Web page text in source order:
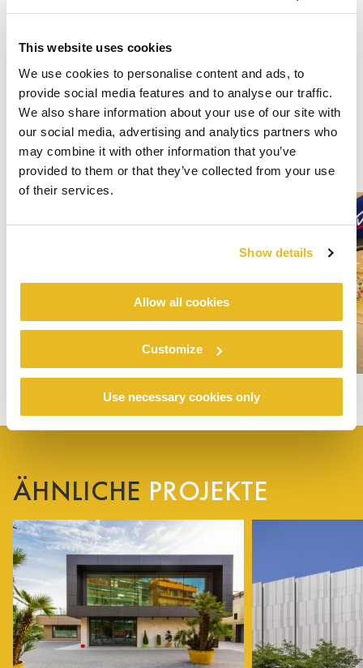
This website uses cookies
We use cookies to personalise content and ads, to
provide social media features and to analyse our traffic.
We also share information about your use of our site with
our social media, advertising and analytics partners who
may combine it with other information that you’ve
provided to them or that they’ve collected from your use
of their services.
Show details
Allow all cookies
Customize
Use necessary cookies only
ÄHNLICHE PROJEKTE